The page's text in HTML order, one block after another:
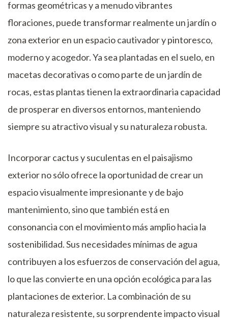
formas geométricas y a menudo vibrantes
floraciones, puede transformar realmente un jardín o
zona exterior en un espacio cautivador y pintoresco,
moderno y acogedor. Ya sea plantadas en el suelo, en
macetas decorativas o como parte de un jardín de
rocas, estas plantas tienen la extraordinaria capacidad
de prosperar en diversos entornos, manteniendo
siempre su atractivo visual y su naturaleza robusta.
Incorporar cactus y suculentas en el paisajismo
exterior no sólo ofrece la oportunidad de crear un
espacio visualmente impresionante y de bajo
mantenimiento, sino que también está en
consonancia con el movimiento más amplio hacia la
sostenibilidad. Sus necesidades mínimas de agua
contribuyen a los esfuerzos de conservación del agua,
lo que las convierte en una opción ecológica para las
plantaciones de exterior. La combinación de su
naturaleza resistente, su sorprendente impacto visual